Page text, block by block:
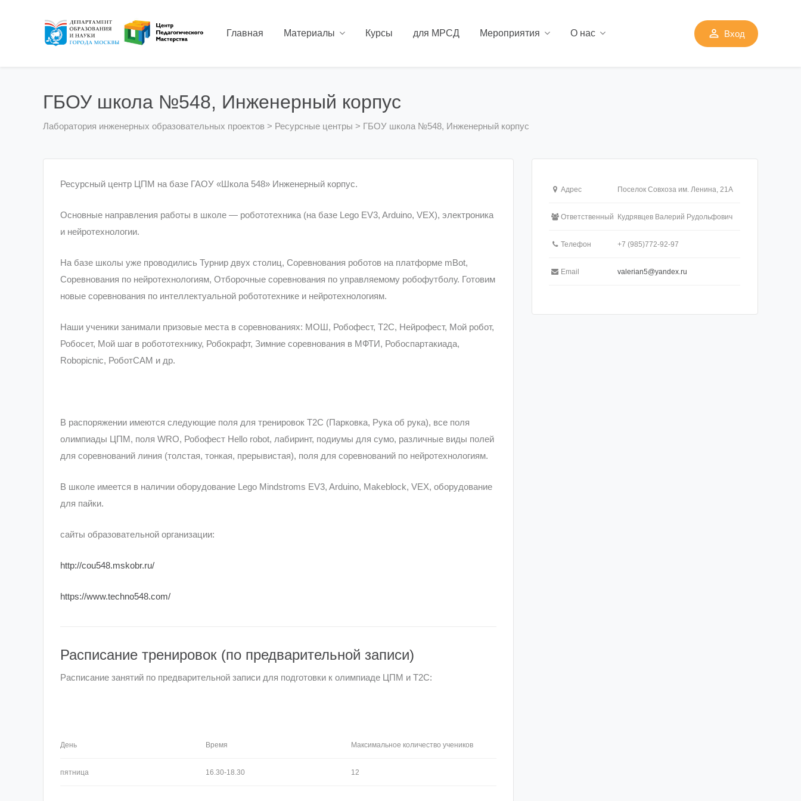
Главная Материалы Курсы для МРСД Мероприятия О нас perm_identity Вход
ГБОУ школа №548, Инженерный корпус
Лаборатория инженерных образовательных проектов > Ресурсные центры > ГБОУ школа №548, Инженерный корпус
Ресурсный центр ЦПМ на базе ГАОУ «Школа 548» Инженерный корпус.
Основные направления работы в школе — робототехника (на базе Lego EV3, Arduino, VEX), электроника
и нейротехнологии.
На базе школы уже проводились Турнир двух столиц, Соревнования роботов на платформе mBot,
Соревнования по нейротехнологиям, Отборочные соревнования по управляемому робофутболу. Готовим
новые соревнования по интеллектуальной робототехнике и нейротехнологиям.
Наши ученики занимали призовые места в соревнованиях: МОШ, Робофест, Т2С, Нейрофест, Мой робот,
Робосет, Мой шаг в робототехнику, Робокрафт, Зимние соревнования в МФТИ, Робоспартакиада,
Robopicnic, РоботСАМ и др.
В распоряжении имеются следующие поля для тренировок Т2С (Парковка, Рука об рука), все поля
олимпиады ЦПМ, поля WRO, Робофест Hello robot, лабиринт, подиумы для сумо, различные виды полей
для соревнований линия (толстая, тонкая, прерывистая), поля для соревнований по нейротехнологиям.
В школе имеется в наличии оборудование Lego Mindstroms EV3, Arduino, Makeblock, VEX, оборудование
для пайки.
сайты образовательной организации:
http://cou548.mskobr.ru/
https://www.techno548.com/
Расписание тренировок (по предварительной записи)
Расписание занятий по предварительной записи для подготовки к олимпиаде ЦПМ и Т2С:
День Время Максимальное количество учеников
пятница 16.30-18.30 12
Адрес Поселок Совхоза им. Ленина, 21А
Ответственный Кудрявцев Валерий Рудольфович
Телефон +7 (985)772-92-97
Email valerian5@yandex.ru